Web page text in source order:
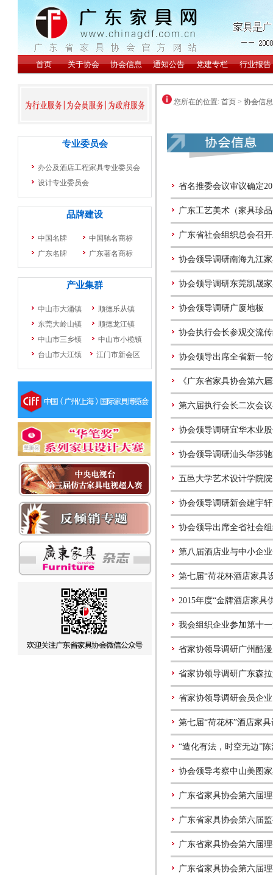
您所在的位置: 首页 > 协会信息
省名推委会议审议确定
广东工艺美术（家具珍
广东省社会组织总会召
协会领导调研南海九江
协会领导调研东莞凯晟
协会领导调研广厦地板
协会执行会长参观交流
协会领导出席全省新一
《广东省家具协会第六
第六届执行会长二次会
协会领导调研宜华木业
协会领导调研汕头华莎
五邑大学艺术设计学院
协会领导调研新会建宇
协会领导出席全省社会
第八届酒店业与中小企
第七届“荷花杯酒店家具
2015年度“金牌酒店家具
我会组织企业参加第十
省家协领导调研广州酷
省家协领导调研广东森
省家协领导调研会员企业
第七届“荷花杯”酒店家
“造化有法，时空无边”
协会领导考察中山美图
广东省家具协会第六届
广东省家具协会第六届
广东省家具协会第六届
广东省家具协会第六届